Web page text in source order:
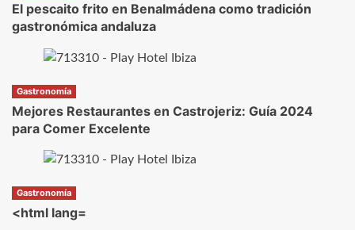
El pescaito frito en Benalmádena como tradición
gastronómica andaluza
Gastronomía
Mejores Restaurantes en Castrojeriz: Guía 2024
para Comer Excelente
Gastronomía
<html lang=